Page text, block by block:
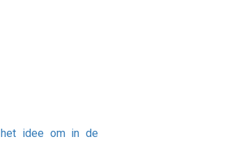
idee om in de